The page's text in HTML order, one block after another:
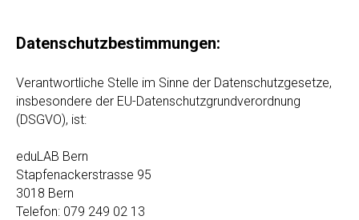
Datenschutzbestimmungen:
Verantwortliche Stelle im Sinne der Datenschutzgesetze,
insbesondere der EU-Datenschutzgrundverordnung
(DSGVO), ist:
eduLAB Bern
Stapfenackerstrasse 95
3018 Bern
Telefon: 079 249 02 13